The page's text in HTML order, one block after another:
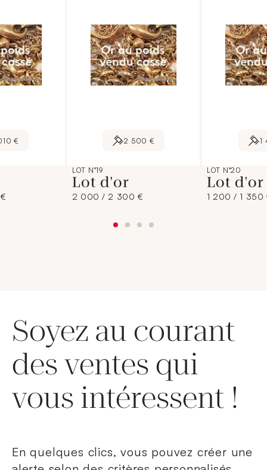
€ 2 500 €
LOT N°19
Lot d'or
2 000 / 2 300 €
1
LOT N°20
Lot d'or
1 200 / 1 350
Soyez au courant
des ventes qui
vous intéressent !
En quelques clics, vous pouvez créer une